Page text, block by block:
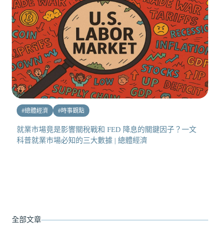
#總體經濟 #時事觀點
就業市場竟是影響關稅戰和 FED 降息的關鍵因子？一文
科普就業市場必知的三大數據 | 總體經濟
全部文章